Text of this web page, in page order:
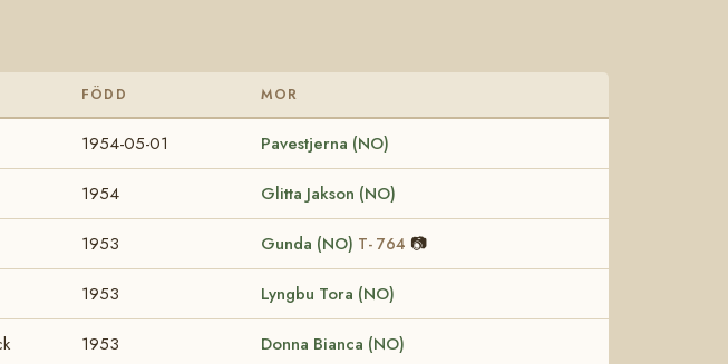
FÖDD MOR
1954-05-01 Pavestjerna (NO)
1954 Glitta Jakson (NO)
1953 Gunda (NO) T- 764 📷
1953 Lyngbu Tora (NO)
1953 Donna Bianca (NO)